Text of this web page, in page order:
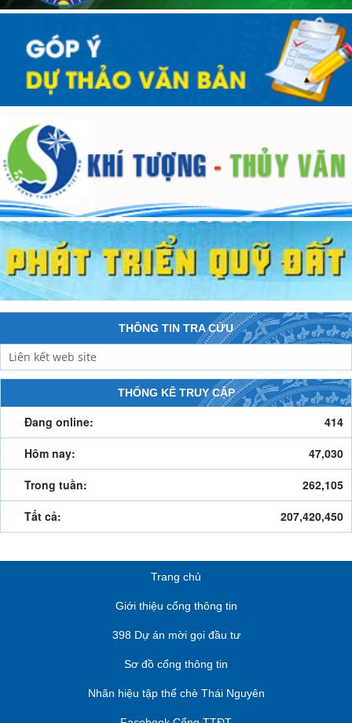
THÔNG TIN TRA CỨU
THỐNG KÊ TRUY CẬP
Đang online:
414
Hôm nay:
47,030
Trong tuần:
262,105
Tất cả:
207,420,450
Trang chủ
Giới thiệu cổng thông tin
398 Dự án mời gọi đầu tư
Sơ đồ cổng thông tin
Nhãn hiệu tập thể chè Thái Nguyên